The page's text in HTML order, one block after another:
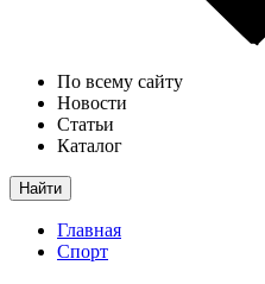
По всему сайту
Новости
Статьи
Каталог
Найти
Главная
Спорт